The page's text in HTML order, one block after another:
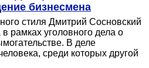
бизнесмена
стиля Дмитрий Сосновский
рамках уголовного дела о
В деле
среди которых другой